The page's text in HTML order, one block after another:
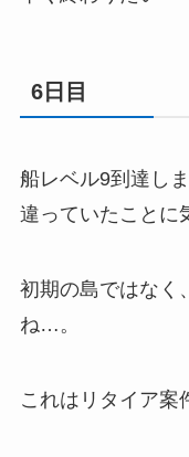
6日目
船レベル9到達し
違っていたことに
初期の島ではなく
ね…。
これはリタイア案